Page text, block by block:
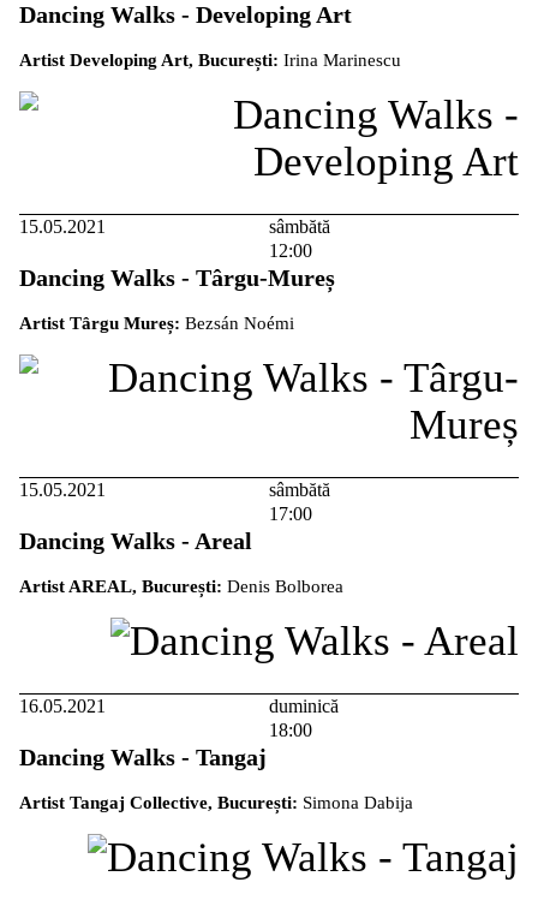
Dancing Walks - Developing Art
Artist Developing Art, București: Irina Marinescu
15.05.2021
sâmbătă
12:00
Dancing Walks - Târgu-Mureș
Artist Târgu Mureș: Bezsán Noémi
15.05.2021
sâmbătă
17:00
Dancing Walks - Areal
Artist AREAL, București: Denis Bolborea
16.05.2021
duminică
18:00
Dancing Walks - Tangaj
Artist Tangaj Collective, București: Simona Dabija